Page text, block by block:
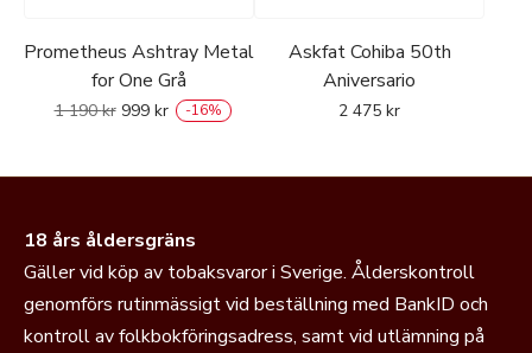
Prometheus Ashtray Metal
for One Grå
1 190kr 999 kr -16%
Askfat Cohiba 50th
Aniversario
2 475 kr
18 års åldersgräns
Gäller vid köp av tobaksvaror i Sverige. Ålderskontroll
genomförs rutinmässigt vid beställning med BankID och
kontroll av folkbokföringsadress, samt vid utlämning på